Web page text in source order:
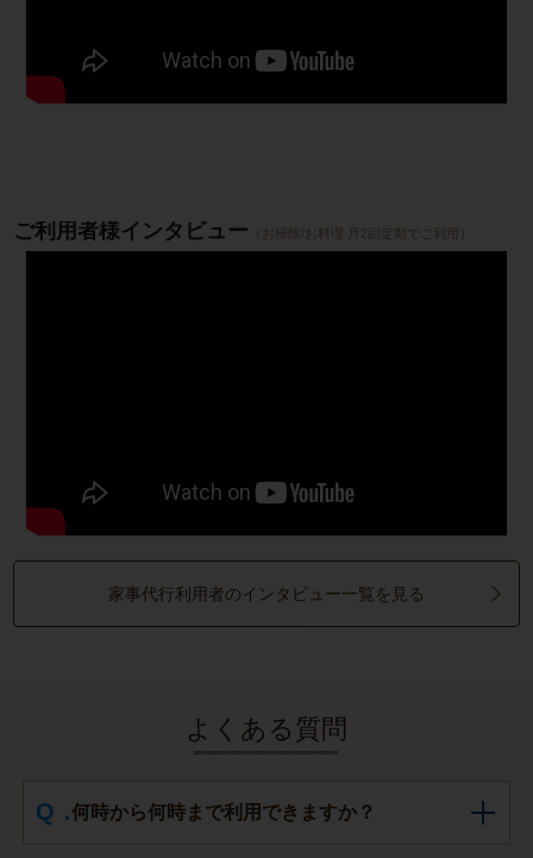
ご利用者様インタビュー （お掃除/お料理 月2回定期でご利用）
家事代行利用者のインタビュー一覧を見る
よくある質問
何時から何時まで利用できますか？